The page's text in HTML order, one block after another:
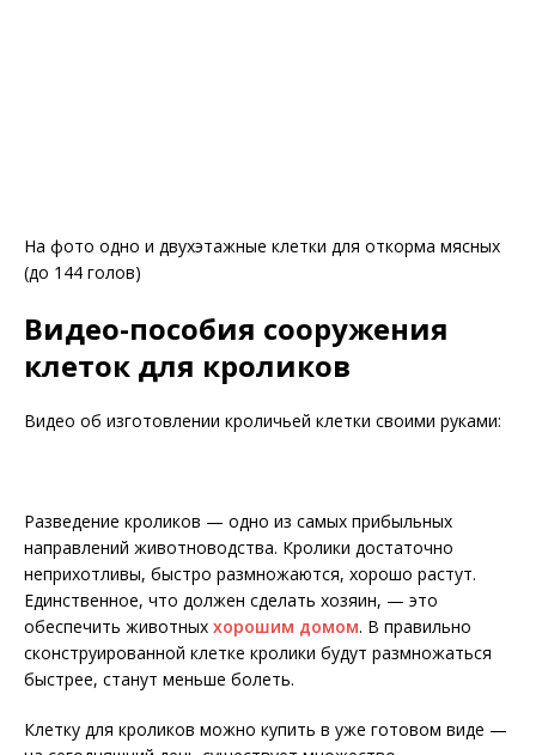
На фото одно и двухэтажные клетки для откорма мясных
(до 144 голов)
Видео-пособия сооружения
клеток для кроликов
Видео об изготовлении кроличьей клетки своими руками:
Разведение кроликов — одно из самых прибыльных
направлений животноводства. Кролики достаточно
неприхотливы, быстро размножаются, хорошо растут.
Единственное, что должен сделать хозяин, — это
обеспечить животных хорошим домом. В правильно
сконструированной клетке кролики будут размножаться
быстрее, станут меньше болеть.
Клетку для кроликов можно купить в уже готовом виде —